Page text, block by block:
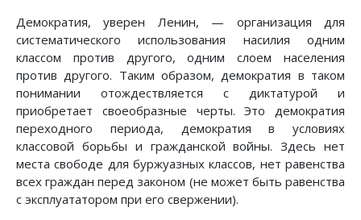
Демократия, уверен Ленин, — организация для
систематического использования насилия одним
классом против другого, одним слоем населения
против другого. Таким образом, демократия в таком
понимании отождествляется с диктатурой и
приобретает своеобразные черты. Это демократия
переходного периода, демократия в условиях
классовой борьбы и гражданской войны. Здесь нет
места свободе для буржуазных классов, нет равенства
всех граждан перед законом (не может быть равенства
с эксплуататором при его свержении).